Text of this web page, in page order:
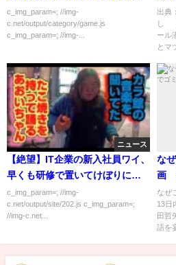
ｗｗｗｗｗｗ
c_img_param=; //img-
c.net/output/category/game.js
c_img_param=; //img-...
潜
番
出典
し
ール
とマ
ニュース
【絶望】IT企業の新入社員ワイ、
早くも研修で置いてけぼりにな
りガチで絶望・・・
c_img_param=; //img-
c.net/output/site/202.js c_img_param=;
//img-c.net...
な
画
なぜ
13日
田哲
語を